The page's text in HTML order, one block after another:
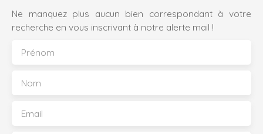
Ne manquez plus aucun bien correspondant à votre
recherche en vous inscrivant à notre alerte mail !
Prénom
Nom
Email